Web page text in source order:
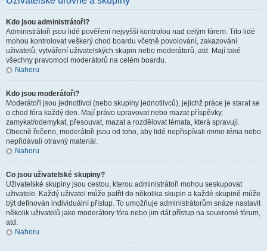
Kdo jsou administrátoři?
Administrátoři jsou lidé pověření nejvyšší kontrolou nad celým fórem. Tito lidé
mohou kontrolovat veškerý chod boardu včetně povolování, zakazování
uživatelů, vytváření uživatelských skupin nebo moderátorů, atd. Mají také
všechny pravomoci moderátorů na celém boardu.
Nahoru
Kdo jsou moderátoři?
Moderátoři jsou jednotlivci (nebo skupiny jednotlivců), jejichž práce je starat se
o chod fóra každý den. Mají právo upravovat nebo mazat příspěvky,
zamykat/odemykat, přesouvat, mazat a rozdělovat témata, která spravují.
Obecně řečeno, moderátoři jsou od toho, aby lidé nepřispívali mimo téma nebo
nepřidávali otravný materiál.
Nahoru
Co jsou uživatelské skupiny?
Uživatelské skupiny jsou cestou, kterou administrátoři mohou seskupovat
uživatele. Každý uživatel může patřit do několika skupin a každé skupině může
být definován individuální přístup. To umožňuje administrátorům snáze nastavit
několik uživatelů jako moderátory fóra nebo jim dát přístup na soukromé fórum,
atd.
Nahoru